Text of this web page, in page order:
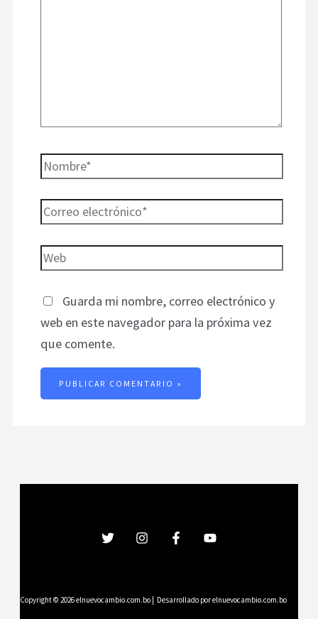
Guarda mi nombre, correo electrónico y
web en este navegador para la próxima vez
que comente.
Copyright © 2026 elnuevocambio.com.bo | Desarrollado por elnuevocambio.com.bo